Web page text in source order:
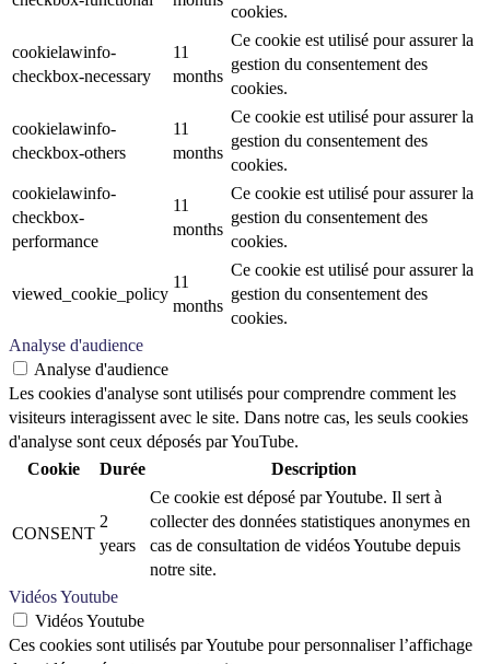
cookies.
cookielawinfo-
checkbox-necessary
11
months
Ce cookie est utilisé pour assurer la
gestion du consentement des
cookies.
cookielawinfo-
checkbox-others
11
months
Ce cookie est utilisé pour assurer la
gestion du consentement des
cookies.
cookielawinfo-
checkbox-
performance
11
months
Ce cookie est utilisé pour assurer la
gestion du consentement des
cookies.
viewed_cookie_policy
11
months
Ce cookie est utilisé pour assurer la
gestion du consentement des
cookies.
Analyse d'audience
Analyse d'audience
Les cookies d'analyse sont utilisés pour comprendre comment les
visiteurs interagissent avec le site. Dans notre cas, les seuls cookies
d'analyse sont ceux déposés par YouTube.
Cookie
Durée Description
CONSENT
2
years
Ce cookie est déposé par Youtube. Il sert à
collecter des données statistiques anonymes en
cas de consultation de vidéos Youtube depuis
notre site.
Vidéos Youtube
Vidéos Youtube
Ces cookies sont utilisés par Youtube pour personnaliser l’affichage